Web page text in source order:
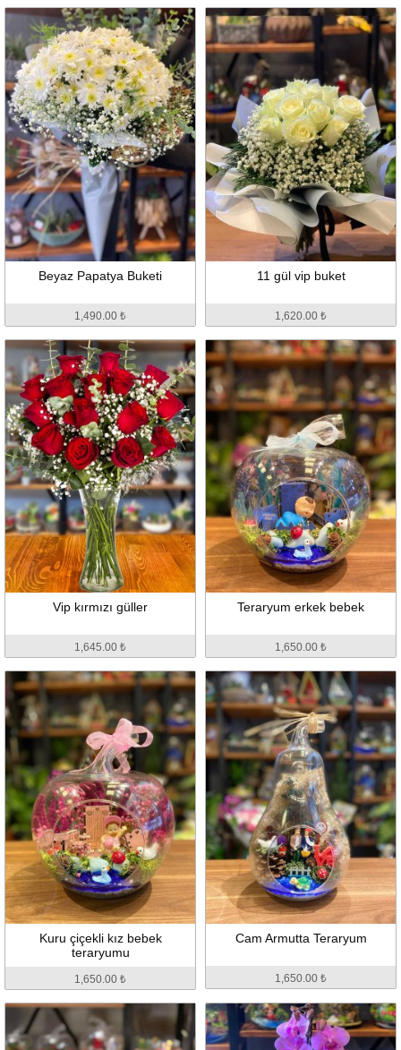
Beyaz Papatya Buketi
1,490.00 ₺
11 gül vip buket
1,620.00 ₺
Vip kırmızı güller
1,645.00 ₺
Teraryum erkek bebek
1,650.00 ₺
Kuru çiçekli kız bebek
teraryumu
1,650.00 ₺
Cam Armutta Teraryum
1,650.00 ₺